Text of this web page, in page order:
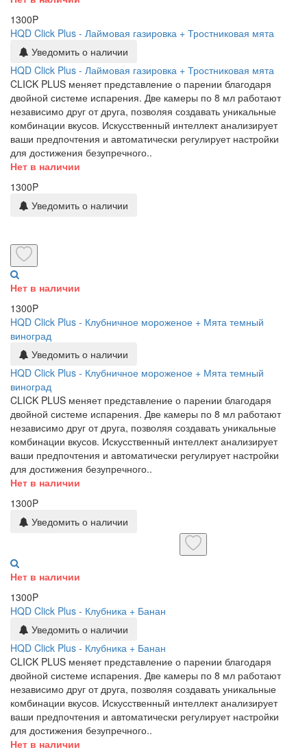
1300P
HQD Click Plus - Лаймовая газировка + Тростниковая мята
Уведомить о наличии
HQD Click Plus - Лаймовая газировка + Тростниковая мята
CLICK PLUS меняет представление о парении благодаря
двойной системе испарения. Две камеры по 8 мл работают
независимо друг от друга, позволяя создавать уникальные
комбинации вкусов. Искусственный интеллект анализирует
ваши предпочтения и автоматически регулирует настройки
для достижения безупречного..
Нет в наличии
1300P
Уведомить о наличии
Нет в наличии
1300P
HQD Click Plus - Клубничное мороженое + Мята темный
виноград
Уведомить о наличии
HQD Click Plus - Клубничное мороженое + Мята темный
виноград
CLICK PLUS меняет представление о парении благодаря
двойной системе испарения. Две камеры по 8 мл работают
независимо друг от друга, позволяя создавать уникальные
комбинации вкусов. Искусственный интеллект анализирует
ваши предпочтения и автоматически регулирует настройки
для достижения безупречного..
Нет в наличии
1300P
Уведомить о наличии
Нет в наличии
1300P
HQD Click Plus - Клубника + Банан
Уведомить о наличии
HQD Click Plus - Клубника + Банан
CLICK PLUS меняет представление о парении благодаря
двойной системе испарения. Две камеры по 8 мл работают
независимо друг от друга, позволяя создавать уникальные
комбинации вкусов. Искусственный интеллект анализирует
ваши предпочтения и автоматически регулирует настройки
для достижения безупречного..
Нет в наличии